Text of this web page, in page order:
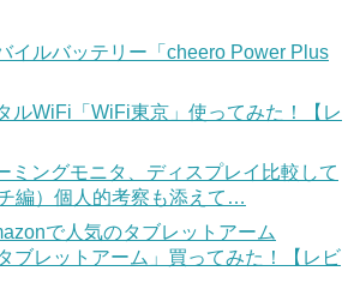
イルバッテリー「cheero Power Plus
ルWiFi「WiFi東京」使ってみた！【レ
ミングモニタ、ディスプレイ比較して
編）個人的考察も添えて…
で人気のタブレットアーム
ブレットアーム」買ってみた！【レビ